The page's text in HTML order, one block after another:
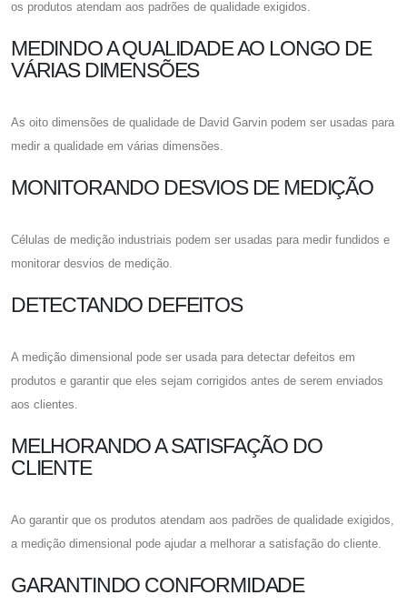
os produtos atendam aos padrões de qualidade exigidos.
MEDINDO A QUALIDADE AO LONGO DE
VÁRIAS DIMENSÕES
As oito dimensões de qualidade de David Garvin podem ser usadas para
medir a qualidade em várias dimensões.
MONITORANDO DESVIOS DE MEDIÇÃO
Células de medição industriais podem ser usadas para medir fundidos e
monitorar desvios de medição.
DETECTANDO DEFEITOS
A medição dimensional pode ser usada para detectar defeitos em
produtos e garantir que eles sejam corrigidos antes de serem enviados
aos clientes.
MELHORANDO A SATISFAÇÃO DO
CLIENTE
Ao garantir que os produtos atendam aos padrões de qualidade exigidos,
a medição dimensional pode ajudar a melhorar a satisfação do cliente.
GARANTINDO CONFORMIDADE